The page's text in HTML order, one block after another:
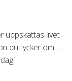
uppskattas livet
du tycker om –